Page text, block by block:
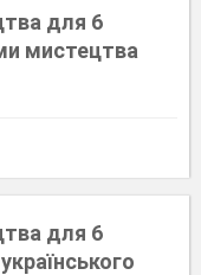
для 6
мистецтва
для 6